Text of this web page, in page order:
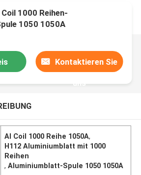
1000 Reihen-
1050 1050A
Kontaktieren Sie
uns
Al Coil 1000 Reihe 1050A,
H112 Aluminiumblatt mit 1000
Reihen
,Aluminiumblatt-Spule 1050 1050A